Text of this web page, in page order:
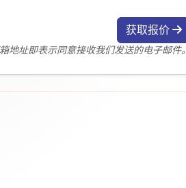
获取报价
地址即表示同意接收我们发送的电子邮件。